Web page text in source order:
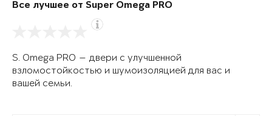
Все лучшее от Super Omega PRO
S. Omega PRO — двери с улучшенной
взломостойкостью и шумоизоляцией для вас и
вашей семьи.